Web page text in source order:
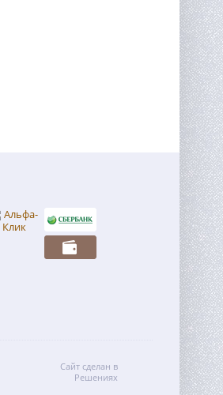
Сайт сделан в
Решениях